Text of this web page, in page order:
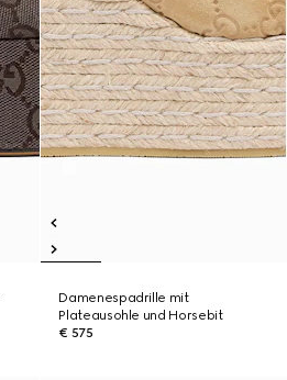
Damenespadrille mit
Plateausohle und Horsebit
€ 575